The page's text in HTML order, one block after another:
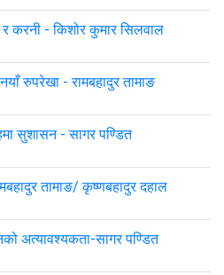
करनी - किशोर कुमार सिलवाल
रुपरेखा - रामबहादुर तामाङ
सुशासन - सागर पण्डित
तामाङ/ कृष्णबहादुर दहाल
अत्यावश्यकता-सागर पण्डित